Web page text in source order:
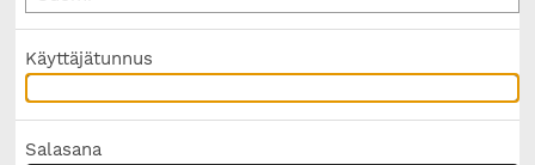
Käyttäjätunnus
Salasana